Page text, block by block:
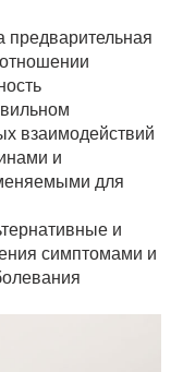
предварительная
взаимодействий
и
для
и
симптомами и